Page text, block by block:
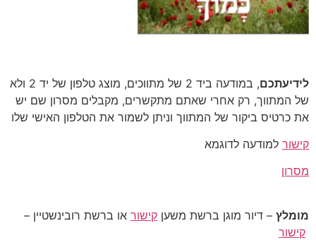
לידיעתכם
, במודעה ביד 2 של מתווכים, מוצג טלפון של יד 2 ולא
של המתווך, רק אחרי שאתם מתקשרים, מקבלים מסרון שם יש
את כרטיס ביקור של המתווך וניתן לשמור את הטלפון האישי שלו
קישור למודעה לדוגמא
מסרון
מומלץ – דיור מוגן ברשת משען קישור או ברשת רובינשטיין –
קישור